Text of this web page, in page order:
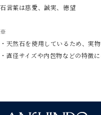
石言葉は慈愛、誠実、徳望
※
・天然石を使用しているため、実
・直径サイズや内包物などの特徴